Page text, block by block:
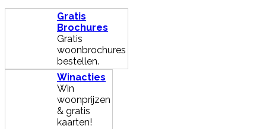
Gratis
Brochures
Gratis
woonbrochures
bestellen.
Winacties
Win
woonprijzen
& gratis
kaarten!